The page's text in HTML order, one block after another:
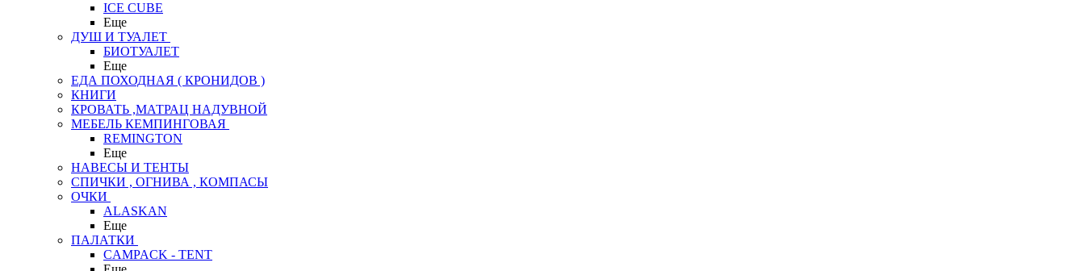
ICE CUBE
Еще
ДУШ И ТУАЛЕТ
БИОТУАЛЕТ
Еще
ЕДА ПОХОДНАЯ ( КРОНИДОВ )
КНИГИ
КРОВАТЬ ,МАТРАЦ НАДУВНОЙ
МЕБЕЛЬ КЕМПИНГОВАЯ
REMINGTON
Еще
НАВЕСЫ И ТЕНТЫ
СПИЧКИ , ОГНИВА , КОМПАСЫ
ОЧКИ
ALASKAN
Еще
ПАЛАТКИ
CAMPACK - TENT